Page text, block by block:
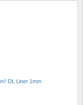
DL Liner 1mm